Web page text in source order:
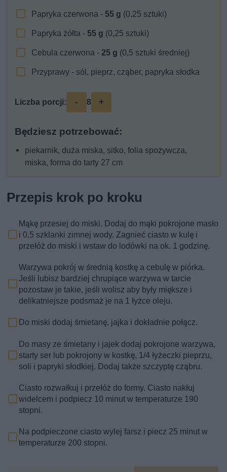
Papryka czerwona - 55 g (0,25 sztuki)
Papryka żółta - 55 g (0,25 sztuki)
Cebula czerwona -25 g (0,5 sztuki średniej)
Przyprawy - sól, pieprz, cząber, papryka słodka
Liczba porcji: - 8 +
Będziesz potrzebować:
piekarnik, duża miska, sitko, folia spożywcza,
miska, forma do tarty 27 cm
Przepis krok po kroku
Mąkę przesiej do miski. Dodaj do mąki pokrojone masło
i 0,5 szklanki zimnej wody. Zagnieć ciasto w kulę i
przełóż do miski i wstaw do lodówki na ok. 1 godzinę.
Warzywa pokrój w średnią kostkę a cebulę w piórka.
Jeśli lubisz bardziej chrupiące warzywa w tarcie
pozostaw je takie, jeśli wolisz aby były miększe i
delikatniejsze podsmaż je na 1 łyżce oleju.
Do miski dodaj śmietanę, jajka i dokładnie połącz.
Do masy ze śmietany i jajek dodaj pokrojone warzywa,
starty ser lub pokrojony w kostkę, 1/4 łyżeczki pieprzu,
soli i papryki słodkiej. Dodaj także szczyptę cząbru.
Ciasto rozwałkuj i przełóż do formy. Ciasto nakłuj
widelcem i podpiecz 10 minut w temperaturze 190
stopni.
Na podpieczone ciasto wylej farsz i piecz 25 minut w
temperaturze 200 stopni.